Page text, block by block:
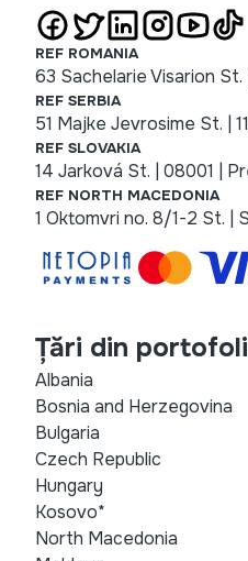
REF ROMANIA
63 Sachelarie Visarion
REF SERBIA
51 Majke Jevrosime St. |
REF SLOVAKIA
14 Jarková St. | 08001 |
REF NORTH MACEDONIA
1 Oktomvri no. 8/1-2 St. |
Țări din
Albania
Bosnia and Herzegovina
Bulgaria
Czech Republic
Hungary
Kosovo*
North Macedonia